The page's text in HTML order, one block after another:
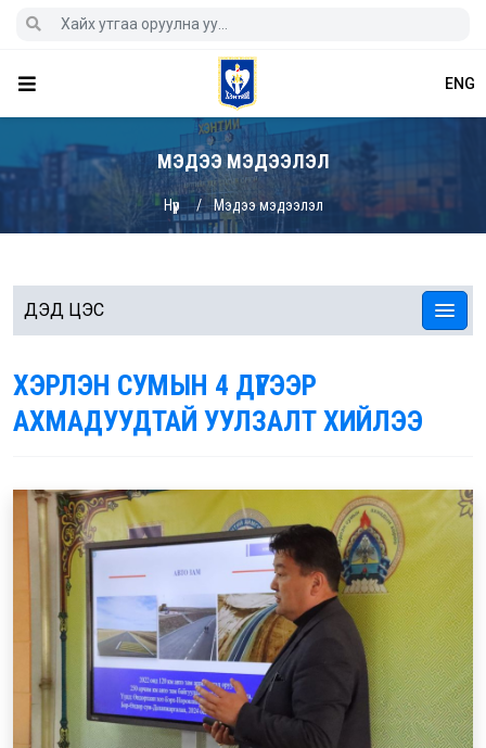
ENG
МЭДЭЭ МЭДЭЭЛЭЛ
Нүүр Мэдээ мэдээлэл
ДЭД ЦЭС
ХЭРЛЭН СУМЫН 4 ДҮГЭЭР
АХМАДУУДТАЙ УУЛЗАЛТ ХИЙЛЭЭ